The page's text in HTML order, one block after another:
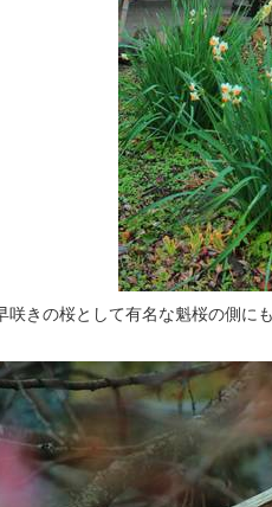
咲きの桜として有名な魁桜の側に